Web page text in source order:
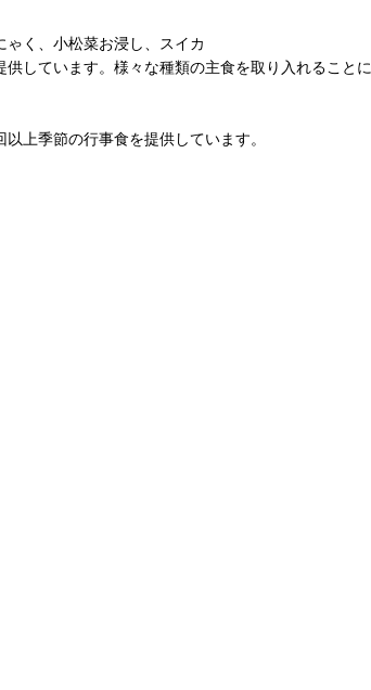
ゃく、小松菜お浸し、スイカ
しています。様々な種類の主食を取り入れることに
上季節の行事食を提供しています。